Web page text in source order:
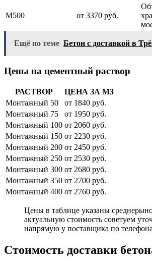
М500 от 3370 руб.
Ещё по теме Бетон с доставкой в
Цены на цементный раствор
РАСТВОР
ЦЕНА ЗА М3
Монтажный 50
от 1840 руб.
Монтажный 75
от 1950 руб.
Монтажный 100 от 2060 руб.
Монтажный 150 от 2230 руб.
Монтажный 200 от 2450 руб.
Монтажный 250 от 2530 руб.
Монтажный 300 от 2680 руб.
Монтажный 350 от 2700 руб.
Монтажный 400 от 2760 руб.
Цены в таблице указаны
актуальную стоимость советуем
напрямую у поставщика по
Стоимость доставки